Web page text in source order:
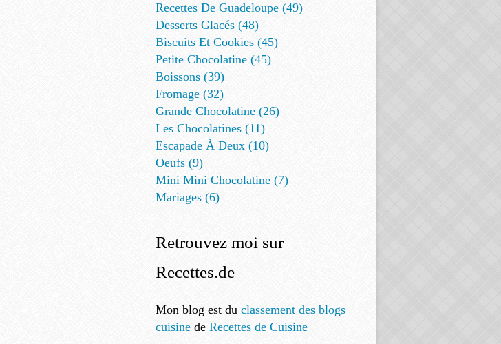
Recettes De Guadeloupe (49)
Desserts Glacés (48)
Biscuits Et Cookies (45)
Petite Chocolatine (45)
Boissons (39)
Fromage (32)
Grande Chocolatine (26)
Les Chocolatines (11)
Escapade À Deux (10)
Oeufs (9)
Mini Mini Chocolatine (7)
Mariages (6)
Retrouvez moi sur
Recettes.de
Mon blog est du classement des blogs
cuisine de Recettes de Cuisine